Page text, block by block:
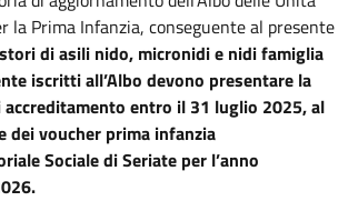
la Prima Infanzia, conseguente al presente
di asili nido, micronidi e nidi famiglia
iscritti all’Albo devono presentare la
entro il 31 luglio 2025, al
voucher prima infanzia
Sociale di Seriate per l’anno